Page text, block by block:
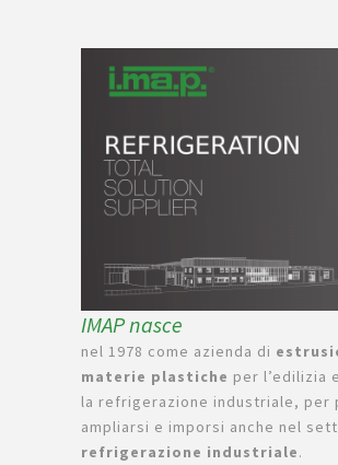
IMAP nasce
nel 1978 come azienda di
materie plastiche per l’edilizia
la refrigerazione industriale, per
ampliarsi e imporsi anche nel
refrigerazione industriale.